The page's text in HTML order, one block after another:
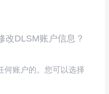
改DLSM账户信息？
何账户的。您可以选择